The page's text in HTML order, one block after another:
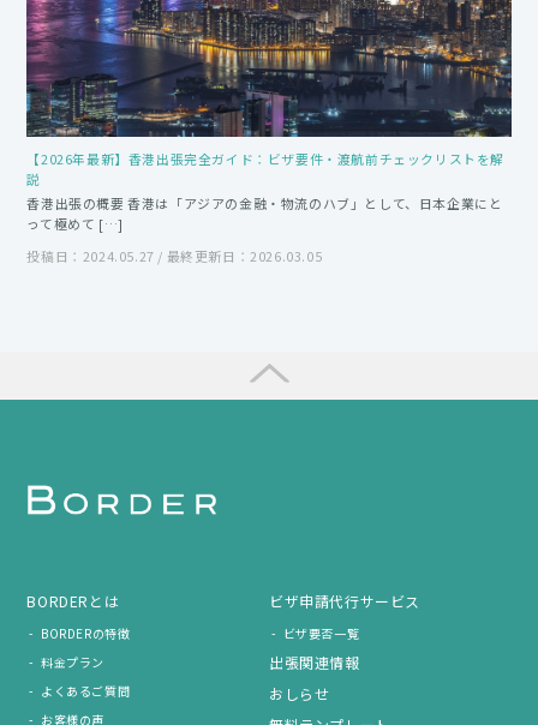
【2026年最新】香港出張完全ガイド：ビザ要件・渡航前チェックリストを解
説
香港出張の概要 香港は「アジアの金融・物流のハブ」として、日本企業にと
って極めて […]
投稿日：2024.05.27 / 最終更新日：2026.03.05
BORDERとは
BORDERの特徴
料金プラン
よくあるご質問
お客様の声
ビザ申請代行サービス
ビザ要否一覧
出張関連情報
おしらせ